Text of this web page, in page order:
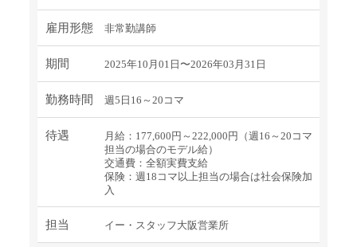
雇用形態 非常勤講師
期間 2025年10月01日〜2026年03月31日
勤務時間 週5日16～20コマ
待遇
月給：177,600円～222,000円（週16～20コマ
担当の場合のモデル給）
交通費：全額実費支給
保険：週18コマ以上担当の場合は社会保険加
入
担当 イー・スタッフ大阪営業所